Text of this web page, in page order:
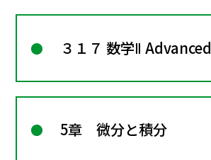
３１７ 数学Ⅱ Advanced
5章 微分と積分